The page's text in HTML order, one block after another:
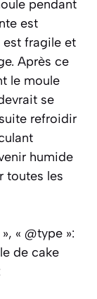
pendant
est
fragile et
Après ce
le moule
se
refroidir
humide
toutes les
« @type »:
de cake